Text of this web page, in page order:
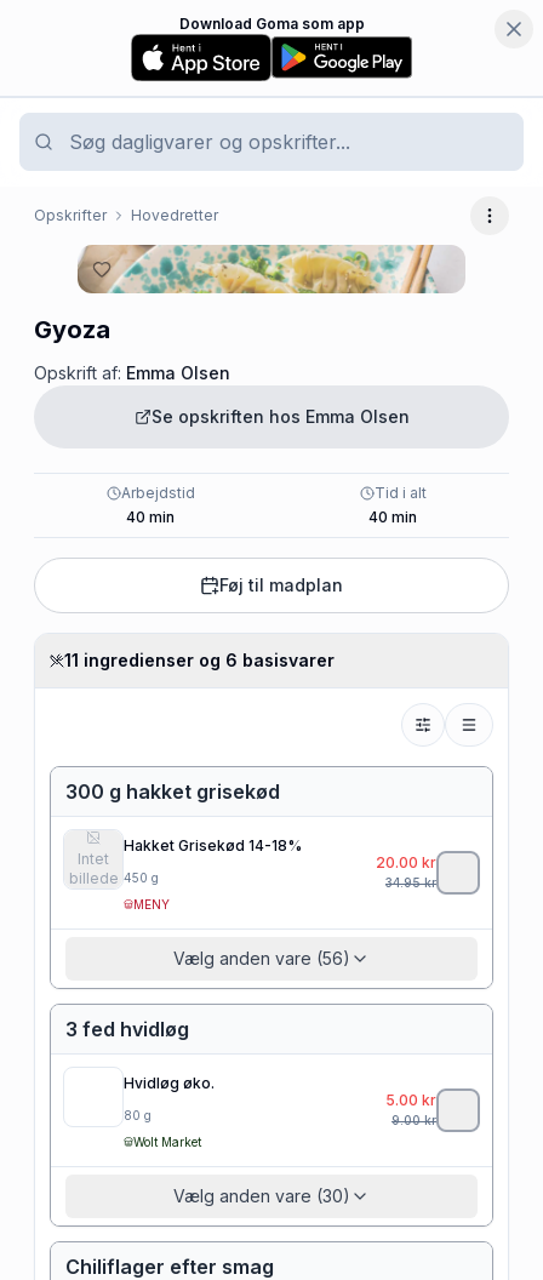
Download Goma som app
Opskrifter Hovedretter Flere
Gyoza
Opskrift af: Emma Olsen
Se opskriften hos Emma Olsen
Arbejdstid
40 min
Tid i alt
40 min
Føj til madplan
11 ingredienser og 6 basisvarer
300 g hakket grisekød
Intet
billede
Hakket Grisekød 14-18%
450 g
MENY
20.00 kr
34.95kr
Vælg anden vare (56)
3 fed hvidløg
Hvidløg øko.
80 g
Wolt Market
5.00 kr
9.00kr
Vælg anden vare (30)
Chiliflager efter smag